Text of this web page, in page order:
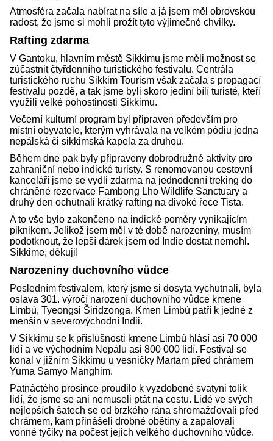
Atmosféra začala nabírat na síle a já jsem měl obrovskou
radost, že jsme si mohli prožít tyto výjimečné chvilky.
Rafting zdarma
V Gantoku, hlavním městě Sikkimu jsme měli možnost se
zúčastnit čtyřdenního turistického festivalu. Centrála
turistického ruchu Sikkim Tourism však začala s propagací
festivalu pozdě, a tak jsme byli skoro jediní bílí turisté, kteří
využili velké pohostinosti Sikkimu.
Večerní kulturní program byl připraven především pro
místní obyvatele, kterým vyhrávala na velkém pódiu jedna
nepálská či sikkimská kapela za druhou.
Během dne pak byly připraveny dobrodružné aktivity pro
zahraniční nebo indické turisty. S renomovanou cestovní
kanceláří jsme se vydli zdarma na jednodenní treking do
chráněné rezervace Fambong Lho Wildlife Sanctuary a
druhý den ochutnali krátký rafting na divoké řece Tista.
A to vše bylo zakončeno na indické poměry vynikajícím
piknikem. Jelikož jsem měl v té době narozeniny, musím
podotknout, že lepší dárek jsem od Indie dostat nemohl.
Sikkime, děkuji!
Narozeniny duchovního vůdce
Posledním festivalem, který jsme si dosyta vychutnali, byla
oslava 301. výročí narození duchovního vůdce kmene
Limbú, Tyeongsi Širidzonga. Kmen Limbú patří k jedné z
menšin v severovýchodní Indii.
V Sikkimu se k příslušnosti kmene Limbú hlásí asi 70 000
lidí a ve východním Nepálu asi 800 000 lidí. Festival se
konal v jižním Sikkimu u vesničky Martam před chrámem
Yuma Samyo Manghim.
Patnáctého prosince proudilo k vyzdobené svatyni tolik
lidí, že jsme se ani nemuseli ptát na cestu. Lidé ve svých
nejlepších šatech se od brzkého rána shromažďovali před
chrámem, kam přinášeli drobné obětiny a zapalovali
vonné tyčiky na počest jejich velkého duchovního vůdce.